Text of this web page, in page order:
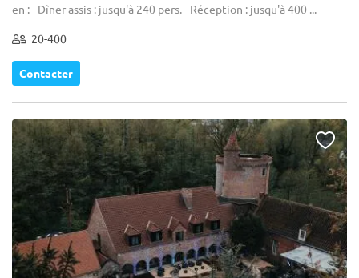
en : - Dîner assis : jusqu'à 240 pers. - Réception : jusqu'à 400 ...
20-400
Contacter